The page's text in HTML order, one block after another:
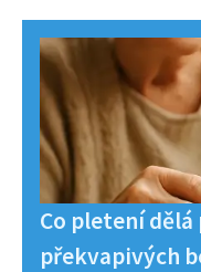
Co pletení dělá
překvapivých